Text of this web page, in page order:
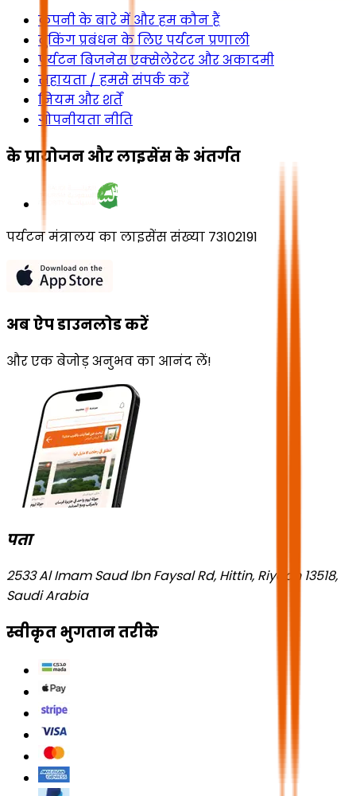
कंपनी के बारे में और हम कौन हैं
बुकिंग प्रबंधन के लिए पर्यटन प्रणाली
पर्यटन बिजनेस एक्सेलेरेटर और अकादमी
सहायता / हमसे संपर्क करें
नियम और शर्तें
गोपनीयता नीति
के प्रायोजन और लाइसेंस के अंतर्गत
पर्यटन मंत्रालय का लाइसेंस संख्या 73102191
अब ऐप डाउनलोड करें
और एक बेजोड़ अनुभव का आनंद लें!
पता
2533 Al Imam Saud Ibn Faysal Rd, Hittin, Riyadh 13518,
Saudi Arabia
स्वीकृत भुगतान तरीके